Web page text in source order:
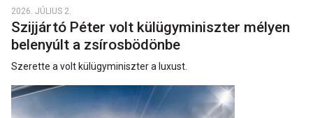
2026. JÚLIUS 2.
Szijjártó Péter volt külügyminiszter mélyen
belenyúlt a zsírosbödönbe
Szerette a volt külügyminiszter a luxust.